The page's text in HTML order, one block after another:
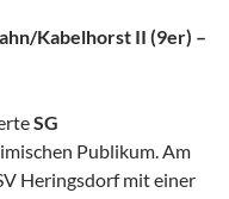
Kabelhorst II (9er) –
SG
Publikum. Am
Heringsdorf mit einer